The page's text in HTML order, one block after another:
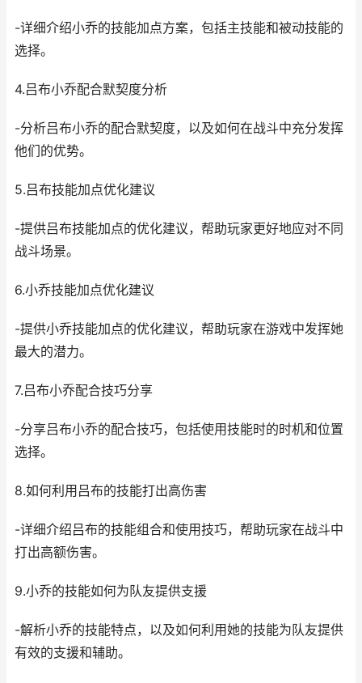
-详细介绍小乔的技能加点方案，包括主技能和被动技能的
选择。
4.吕布小乔配合默契度分析
-分析吕布小乔的配合默契度，以及如何在战斗中充分发挥
他们的优势。
5.吕布技能加点优化建议
-提供吕布技能加点的优化建议，帮助玩家更好地应对不同
战斗场景。
6.小乔技能加点优化建议
-提供小乔技能加点的优化建议，帮助玩家在游戏中发挥她
最大的潜力。
7.吕布小乔配合技巧分享
-分享吕布小乔的配合技巧，包括使用技能时的时机和位置
选择。
8.如何利用吕布的技能打出高伤害
-详细介绍吕布的技能组合和使用技巧，帮助玩家在战斗中
打出高额伤害。
9.小乔的技能如何为队友提供支援
-解析小乔的技能特点，以及如何利用她的技能为队友提供
有效的支援和辅助。